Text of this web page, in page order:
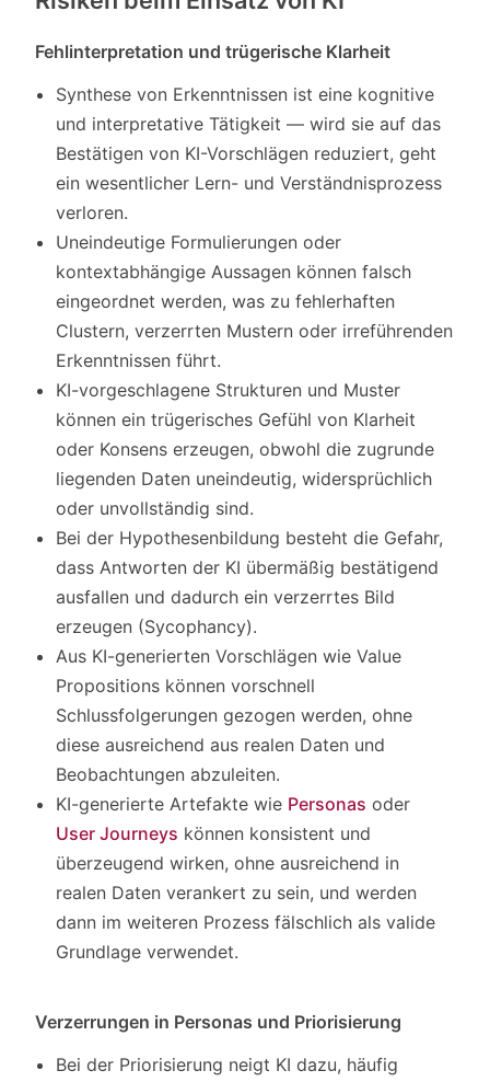
Fehlinterpretation und trügerische Klarheit
Synthese von Erkenntnissen ist eine kognitive
und interpretative Tätigkeit — wird sie auf das
Bestätigen von KI-Vorschlägen reduziert, geht
ein wesentlicher Lern- und Verständnisprozess
verloren.
Uneindeutige Formulierungen oder
kontextabhängige Aussagen können falsch
eingeordnet werden, was zu fehlerhaften
Clustern, verzerrten Mustern oder irreführenden
Erkenntnissen führt.
KI-vorgeschlagene Strukturen und Muster
können ein trügerisches Gefühl von Klarheit
oder Konsens erzeugen, obwohl die zugrunde
liegenden Daten uneindeutig, widersprüchlich
oder unvollständig sind.
Bei der Hypothesenbildung besteht die Gefahr,
dass Antworten der KI übermäßig bestätigend
ausfallen und dadurch ein verzerrtes Bild
erzeugen (Sycophancy).
Aus KI-generierten Vorschlägen wie Value
Propositions können vorschnell
Schlussfolgerungen gezogen werden, ohne
diese ausreichend aus realen Daten und
Beobachtungen abzuleiten.
KI-generierte Artefakte wie Personas oder
User Journeys können konsistent und
überzeugend wirken, ohne ausreichend in
realen Daten verankert zu sein, und werden
dann im weiteren Prozess fälschlich als valide
Grundlage verwendet.
Verzerrungen in Personas und Priorisierung
Bei der Priorisierung neigt KI dazu, häufig